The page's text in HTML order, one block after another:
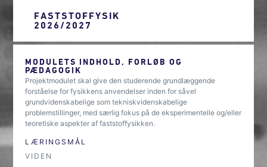
FASTSTOFFYSIK
2026/2027
MODULETS INDHOLD, FORLØB OG
PÆDAGOGIK
Projektmodulet skal give den studerende grundlæggende
forståelse for fysikkens anvendelser inden for såvel
grundvidenskabelige som tekniskvidenskabelige
problemstillinger, med særlig fokus på de eksperimentelle og/eller
teoretiske aspekter af faststoffysikken.
LÆRINGSMÅL
VIDEN